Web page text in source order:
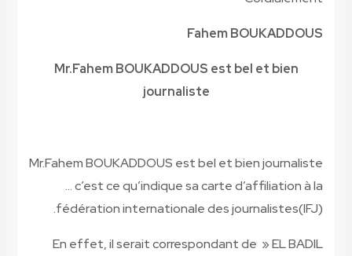
Fahem
Mr.Fahem BOUKADDOUS est
Mr.Fahem BOUKADDOUS est bel et
… c’est ce qu’indique sa carte
fédération internationale des
En effet, il serait correspondant